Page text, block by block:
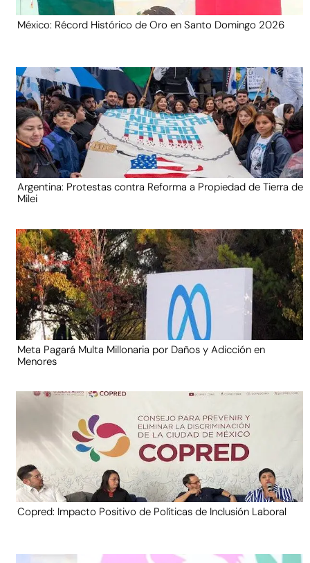
México: Récord Histórico de Oro en Santo Domingo 2026
Argentina: Protestas contra Reforma a Propiedad de Tierra de
Milei
Meta Pagará Multa Millonaria por Daños y Adicción en
Menores
Copred: Impacto Positivo de Políticas de Inclusión Laboral